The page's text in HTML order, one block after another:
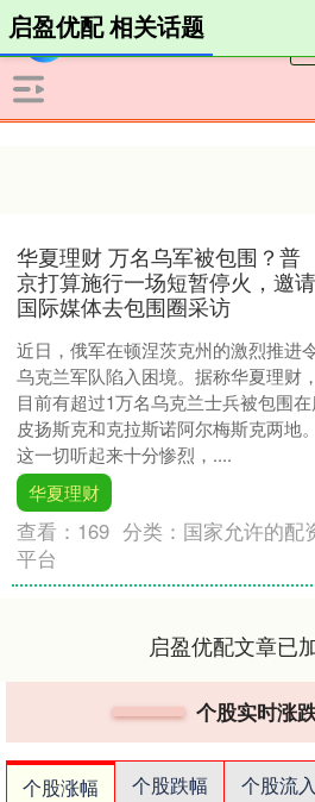
启盈优配 相关话题
华夏理财 万名乌军被包围？普
京打算施行一场短暂停火，邀请
国际媒体去包围圈采访
近日，俄军在顿涅茨克州的激烈推进
乌克兰军队陷入困境。据称华夏理财，
目前有超过1万名乌克兰士兵被包围
皮扬斯克和克拉斯诺阿尔梅斯克两地。
这一切听起来十分惨烈，....
华夏理财
查看： 169 分类： 国家允许的配
平台
启盈优配文章已
个股实时涨
个股涨幅 个股跌幅 个股流入